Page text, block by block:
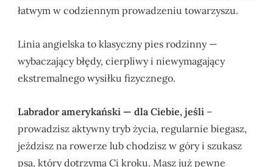
łatwym w codziennym prowadzeniu towarzyszu.
Linia angielska to klasyczny pies rodzinny —
wybaczający błędy, cierpliwy i niewymagający
ekstremalnego wysiłku fizycznego.
Labrador amerykański — dla Ciebie, jeśli –
prowadzisz aktywny tryb życia, regularnie biegasz,
jeździsz na rowerze lub chodzisz w góry i szukasz
psa, który dotrzyma Ci kroku. Masz już pewne